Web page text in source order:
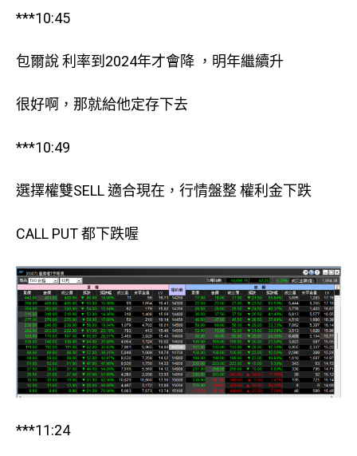
***10:45
包爾說 利率到2024年才會降 ，明年繼續升
很好啊，那就給他定存下去
***10:49
選擇權雙SELL 適合現在，行情盤整 權利金下跌
CALL PUT 都下跌喔
***11:24